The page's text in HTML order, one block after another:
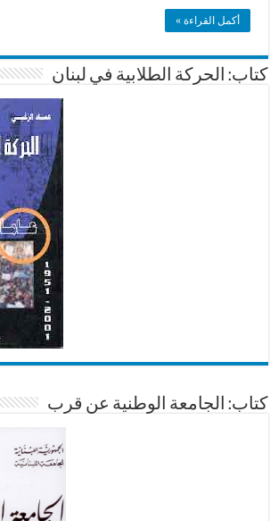
أكمل القراءة »
كتاب: الحركة الطلابية في لبنان
كتاب: الجامعة الوطنية عن قرب